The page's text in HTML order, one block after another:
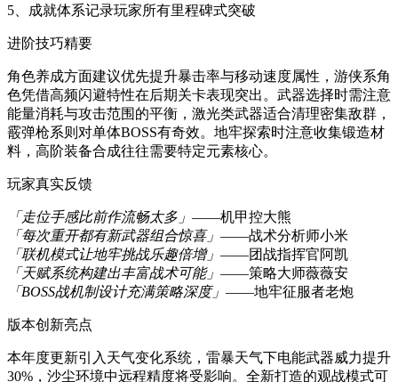
5、成就体系记录玩家所有里程碑式突破
进阶技巧精要
角色养成方面建议优先提升暴击率与移动速度属性，游侠系角
色凭借高频闪避特性在后期关卡表现突出。武器选择时需注意
能量消耗与攻击范围的平衡，激光类武器适合清理密集敌群，
霰弹枪系则对单体BOSS有奇效。地牢探索时注意收集锻造材
料，高阶装备合成往往需要特定元素核心。
玩家真实反馈
「走位手感比前作流畅太多」 ——机甲控大熊
「每次重开都有新武器组合惊喜」 ——战术分析师小米
「联机模式让地牢挑战乐趣倍增」 ——团战指挥官阿凯
「天赋系统构建出丰富战术可能」 ——策略大师薇薇安
「BOSS战机制设计充满策略深度」 ——地牢征服者老炮
版本创新亮点
本年度更新引入天气变化系统，雷暴天气下电能武器威力提升
30%，沙尘环境中远程精度将受影响。全新打造的观战模式可